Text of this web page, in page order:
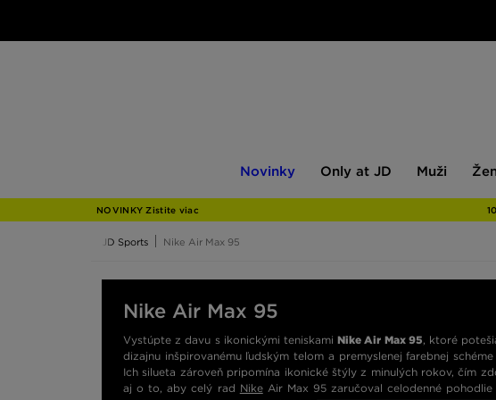
Novinky
JD
Only at JD Muži
NOVINKY Zistite viac
JD Sports Nike Air Max 95
Nike Air Max 95
Vystúpte z davu s ikonickými teniskamiNike Air Max 95, ktoré
dizajnu inšpirovanému ľudským telom a premyslenej farebnej
Ich silueta zároveň pripomína ikonické štýly z minulých rokov, čím
aj o to, aby celý rad NikeAir Max 95 zaručoval celodenné